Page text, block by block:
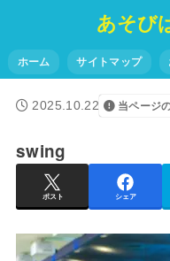
あそび
ホーム サイトマップ
2025.10.22 当ページ
swing
ポスト シェア